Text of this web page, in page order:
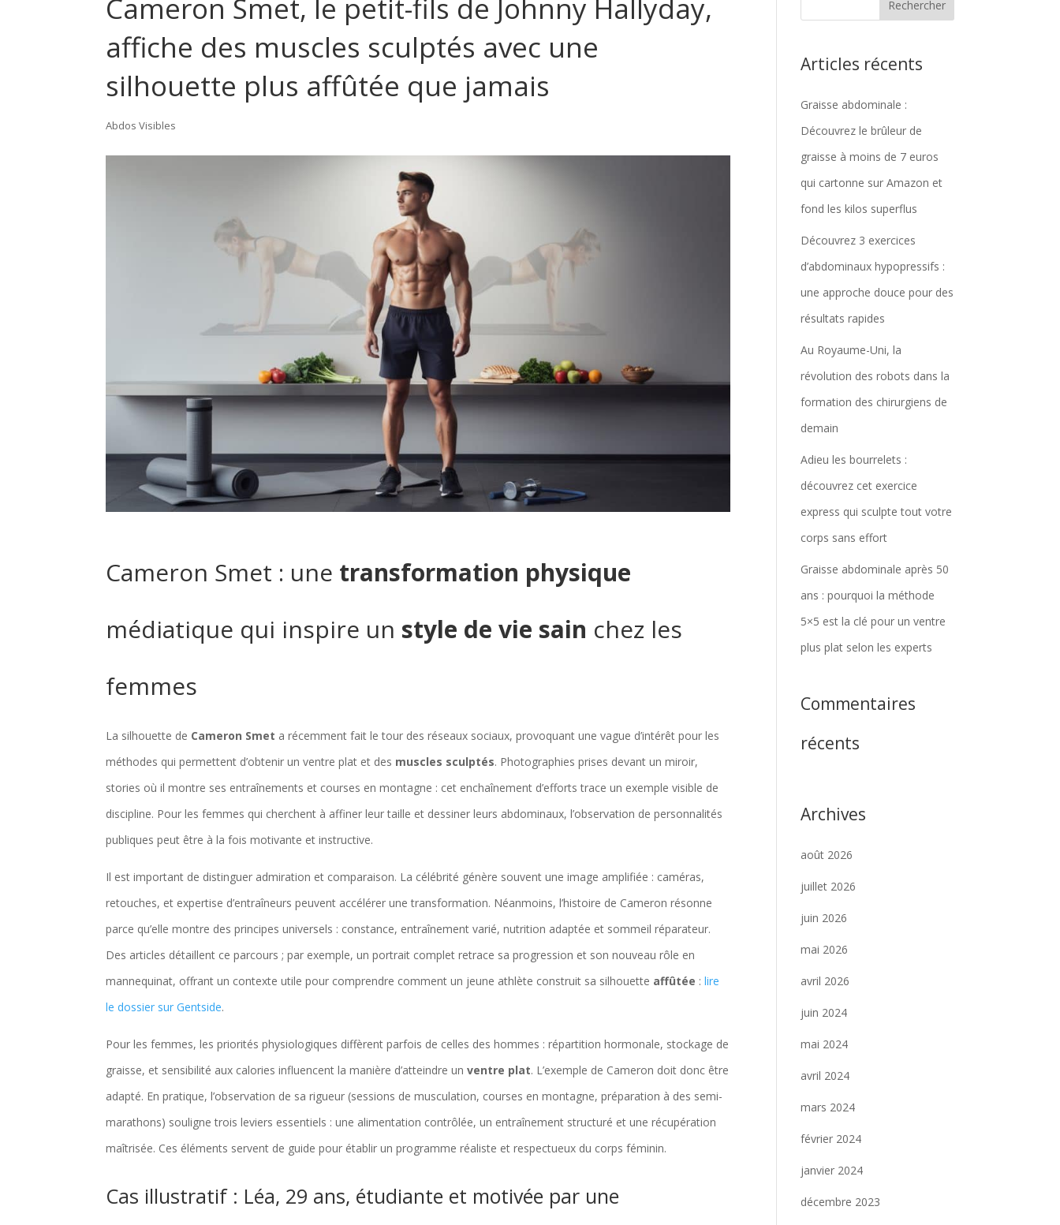
Cameron Smet, le petit-fils de Johnny Hallyday,
affiche des muscles sculptés avec une
silhouette plus affûtée que jamais
Abdos Visibles
Cameron Smet : une transformation physique
médiatique qui inspire un style de vie sain chez les
femmes
La silhouette de Cameron Smet a récemment fait le tour des réseaux sociaux, provoquant une vague d’intérêt pour les
méthodes qui permettent d’obtenir un ventre plat et des muscles sculptés. Photographies prises devant un miroir,
stories où il montre ses entraînements et courses en montagne : cet enchaînement d’efforts trace un exemple visible de
discipline. Pour les femmes qui cherchent à affiner leur taille et dessiner leurs abdominaux, l’observation de personnalités
publiques peut être à la fois motivante et instructive.
Il est important de distinguer admiration et comparaison. La célébrité génère souvent une image amplifiée : caméras,
retouches, et expertise d’entraîneurs peuvent accélérer une transformation. Néanmoins, l’histoire de Cameron résonne
parce qu’elle montre des principes universels : constance, entraînement varié, nutrition adaptée et sommeil réparateur.
Des articles détaillent ce parcours ; par exemple, un portrait complet retrace sa progression et son nouveau rôle en
mannequinat, offrant un contexte utile pour comprendre comment un jeune athlète construit sa silhouette affûtée :lire
le dossier sur Gentside.
Pour les femmes, les priorités physiologiques diffèrent parfois de celles des hommes : répartition hormonale, stockage de
graisse, et sensibilité aux calories influencent la manière d’atteindre unventre plat. L’exemple de Cameron doit donc être
adapté. En pratique, l’observation de sa rigueur (sessions de musculation, courses en montagne, préparation à des semi-
marathons) souligne trois leviers essentiels : une alimentation contrôlée, un entraînement structuré et une récupération
maîtrisée. Ces éléments servent de guide pour établir un programme réaliste et respectueux du corps féminin.
Cas illustratif : Léa, 29 ans, étudiante et motivée par une
Articles récents
Graisse abdominale :
Découvrez le brûleur de
graisse à moins de 7 euros
qui cartonne sur Amazon et
fond les kilos superflus
Découvrez 3 exercices
d’abdominaux hypopressifs :
une approche douce pour des
résultats rapides
Au Royaume-Uni, la
révolution des robots dans la
formation des chirurgiens de
demain
Adieu les bourrelets :
découvrez cet exercice
express qui sculpte tout votre
corps sans effort
Graisse abdominale après 50
ans : pourquoi la méthode
5×5 est la clé pour un ventre
plus plat selon les experts
Commentaires
récents
Archives
août 2026
juillet 2026
juin 2026
mai 2026
avril 2026
juin 2024
mai 2024
avril 2024
mars 2024
février 2024
janvier 2024
décembre 2023